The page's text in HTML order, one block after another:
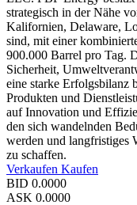
strategisch in der Nähe
Kalifornien, Delaware,
sind, mit einer
900.000 Barrel pro Tag.
Sicherheit,
eine starke Erfolgsbilanz
Produkten und
auf Innovation und
den sich wandelnden
werden und langfristiges
zu schaffen.
Verkaufen Kaufen
BID 0.0000
ASK 0.0000